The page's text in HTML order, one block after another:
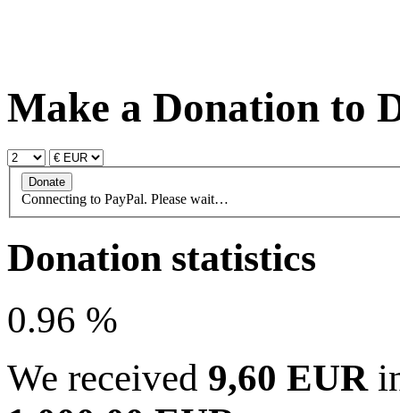
Make a Donation to
Connecting to PayPal. Please wait…
Donation statistics
0.96 %
We received 9,60 EUR